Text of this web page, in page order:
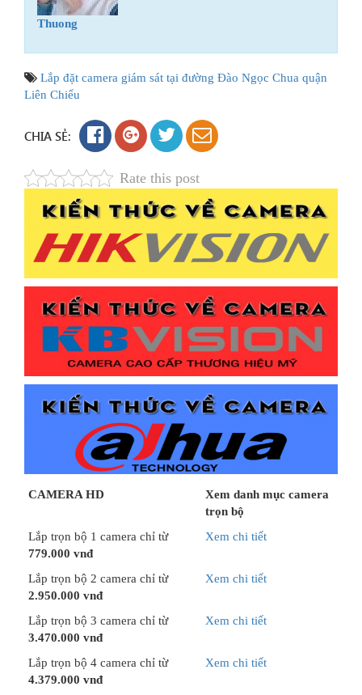
Thuong
Lắp đặt camera giám sát tại đường Đào Ngọc Chua quận
Liên Chiểu
CHIA SẺ:
Rate this post
CAMERA HD
Xem danh mục camera
trọn bộ
Lắp trọn bộ 1 camera chỉ từ
779.000 vnđ
Xem chi tiết
Lắp trọn bộ 2 camera chỉ từ
2.950.000 vnđ
Xem chi tiết
Lắp trọn bộ 3 camera chỉ từ
3.470.000 vnđ
Xem chi tiết
Lắp trọn bộ 4 camera chỉ từ
4.379.000 vnđ
Xem chi tiết